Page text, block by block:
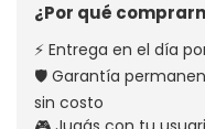
¿Por qué
⚡ Entrega en el día
🛡️ Garantía
sin costo